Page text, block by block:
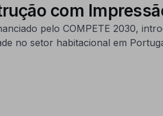
com
pelo COMPETE 2030,
no setor habitacional em